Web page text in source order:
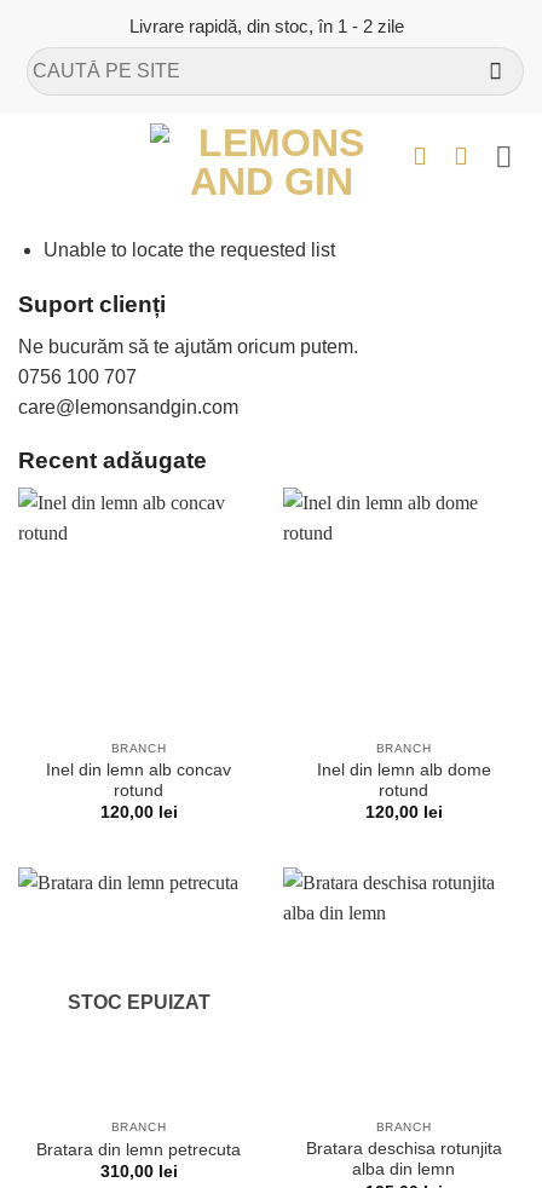
content
Livrare rapidă, din stoc, în 1 - 2 zile
Caută
după:
Unable to locate the requested list
Suport clienți
Ne bucurăm să te ajutăm oricum putem.
0756 100 707
care@lemonsandgin.com
Recent adăugate
BRANCH
Inel din lemn alb concav
rotund
120,00 lei
BRANCH
Inel din lemn alb dome
rotund
120,00 lei
STOC EPUIZAT
BRANCH
Bratara din lemn petrecuta
310,00 lei
BRANCH
Bratara deschisa rotunjita
alba din lemn